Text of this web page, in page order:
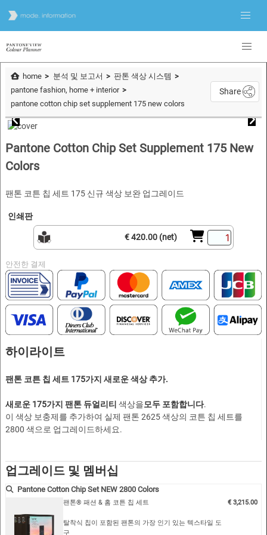
home 분석 및 보고서
판톤 색상 시스템
pantone fashion, home + interior
pantone cotton chip set supplement 175 new colors
Share
Pantone Cotton Chip Set Supplement 175 New
Colors
팬톤 코튼 칩 세트 175 신규 색상 보완 업그레이드
인쇄판
€ 420.00 (net)
안전한 결제
하이라이트
팬톤 코튼 칩 세트 175가지 새로운 색상 추가.
새로운 175가지 팬톤 듀얼리티 색상을모두 포함합니다.
이 색상 보충제를 추가하여 실제 팬톤 2625 색상의 코튼 칩 세트를
2800 색으로 업그레이드하세요.
업그레이드 및 멤버십
Pantone Cotton Chip Set NEW 2800 Colors
팬톤® 패션 & 홈 코튼 칩 세트
탈착식 칩이 포함된 팬톤의 가장 인기 있는 텍스타일 도
구
€ 3,215.00